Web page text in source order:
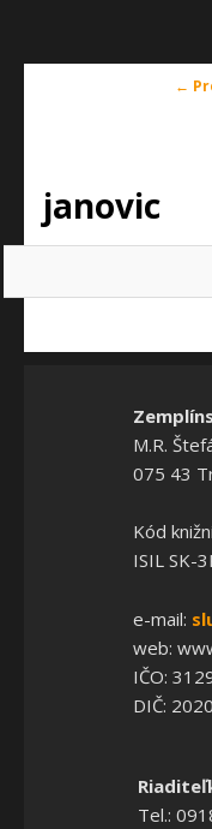
←
janovic
M.R.
075 43
Kód
ISIL SK-
e-mail:
web:
IČO:
DIČ:
Tel.: